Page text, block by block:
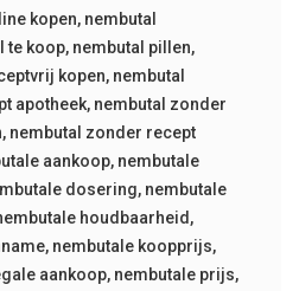
kopen, nembutal
te koop, nembutal pillen,
kopen, nembutal
apotheek, nembutal zonder
, nembutal zonder recept
aankoop, nembutale
dosering, nembutale
houdbaarheid,
, nembutale koopprijs,
aankoop, nembutale prijs,